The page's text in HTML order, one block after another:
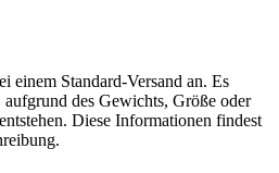
einem Standard-Versand an. Es
des Gewichts, Größe oder
Diese Informationen findest